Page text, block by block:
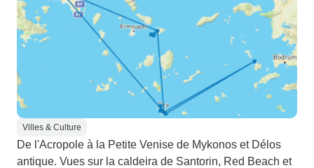
Villes & Culture
De l'Acropole à la Petite Venise de Mykonos et Délos
antique. Vues sur la caldeira de Santorin, Red Beach et